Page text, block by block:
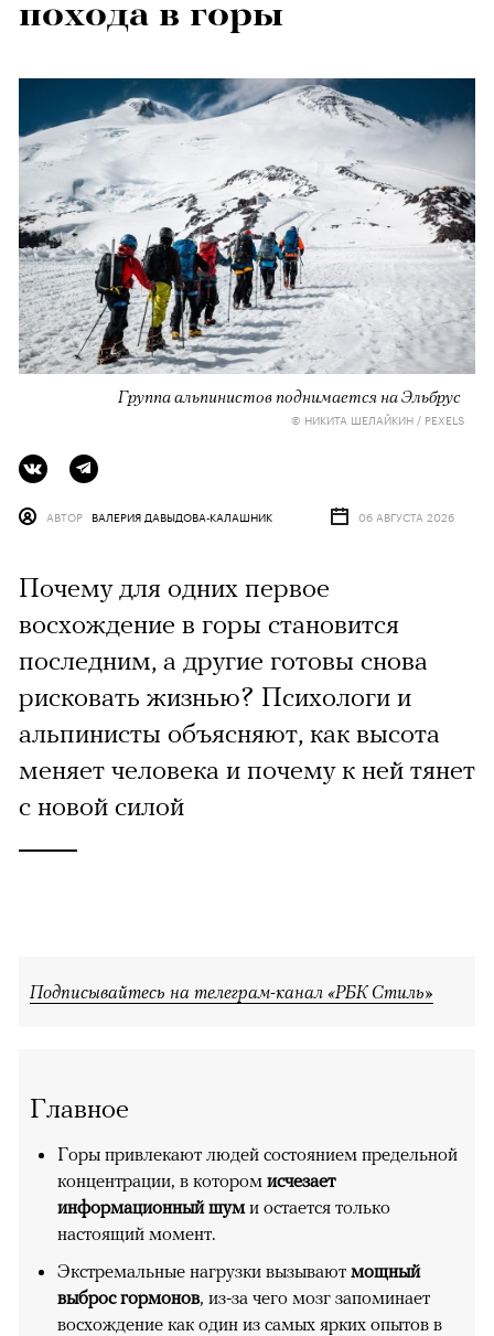
похода в горы
Группа альпинистов поднимается на Эльбрус
© НИКИТА ШЕЛАЙКИН / PEXELS
АВТОР ВАЛЕРИЯ ДАВЫДОВА-КАЛАШНИК 06 АВГУСТА 2026
Почему для одних первое
восхождение в горы становится
последним, а другие готовы снова
рисковать жизнью? Психологи и
альпинисты объясняют, как высота
меняет человека и почему к ней тянет
с новой силой
Подписывайтесь на телеграм-канал «РБК Стиль»
Главное
Горы привлекают людей состоянием предельной
концентрации, в котором исчезает
информационный шум и остается только
настоящий момент.
Экстремальные нагрузки вызывают мощный
выброс гормонов, из-за чего мозг запоминает
восхождение как один из самых ярких опытов в